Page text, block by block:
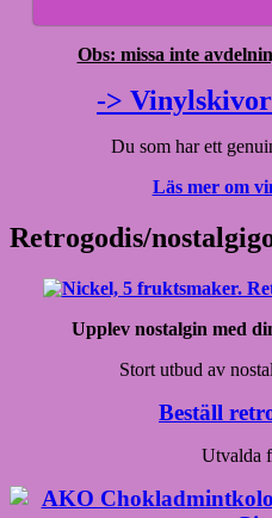
Obs: missa inte
->
Du som har ett
Läs mer om
Retrogodis/
Upplev nostalgin med
Stort utbud av
Beställ
Utvalda